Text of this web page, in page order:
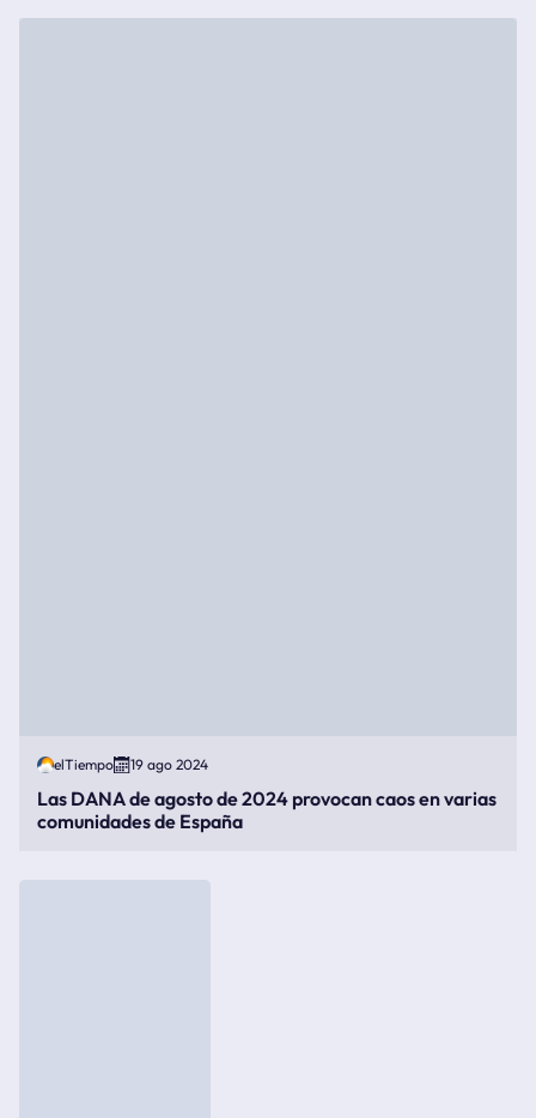
elTiempo 19 ago 2024
Las DANA de agosto de 2024 provocan caos en varias
comunidades de España